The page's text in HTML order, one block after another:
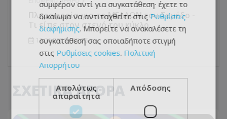
Πληροφορία για το ΜΕΛΛΟΝ του Σεμέδο -
Τι είπε στον στενό του κύκλο...
11.06.2026 - 09:15
ΣΧΕΤΙΚΑ ΑΡΘΡΑ
συμφέρον αντί για συγκατάθεση· έχετε το
δικαίωμα να αντιταχθείτε στις Ρυθμίσεις
διαφήμισης. Μπορείτε να ανακαλέσετε τη
συγκατάθεσή σας οποιαδήποτε στιγμή
στις Ρυθμίσεις cookies. Πολιτική
Απορρήτου
Απολύτως
απαραίτητα
Απόδοσης